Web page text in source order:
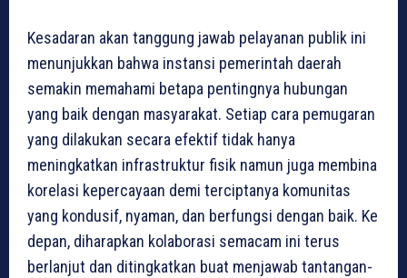
Kesadaran akan tanggung jawab pelayanan publik ini
menunjukkan bahwa instansi pemerintah daerah
semakin memahami betapa pentingnya hubungan
yang baik dengan masyarakat. Setiap cara pemugaran
yang dilakukan secara efektif tidak hanya
meningkatkan infrastruktur fisik namun juga membina
korelasi kepercayaan demi terciptanya komunitas
yang kondusif, nyaman, dan berfungsi dengan baik. Ke
depan, diharapkan kolaborasi semacam ini terus
berlanjut dan ditingkatkan buat menjawab tantangan-